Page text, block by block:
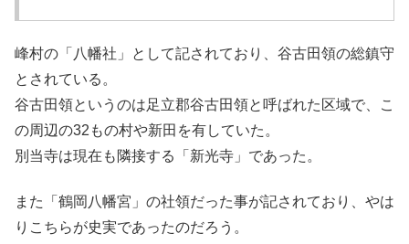
峰村の「八幡社」として記されており、谷古田領の総鎮守
とされている。
谷古田領というのは足立郡谷古田領と呼ばれた区域で、こ
の周辺の32もの村や新田を有していた。
別当寺は現在も隣接する「新光寺」であった。
また「鶴岡八幡宮」の社領だった事が記されており、やは
りこちらが史実であったのだろう。